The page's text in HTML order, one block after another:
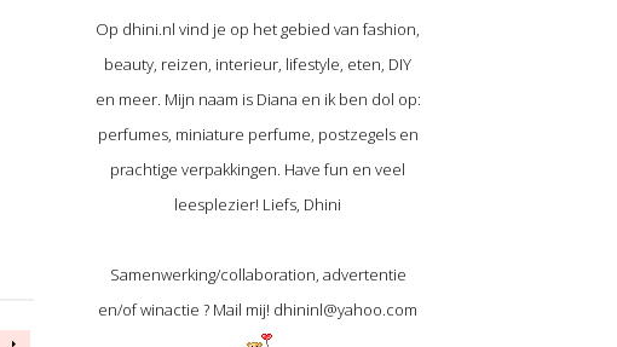
Op dhini.nl vind je op het gebied van fashion,
beauty, reizen, interieur, lifestyle, eten, DIY
en meer. Mijn naam is Diana en ik ben dol op:
perfumes, miniature perfume, postzegels en
prachtige verpakkingen. Have fun en veel
leesplezier! Liefs, Dhini
Samenwerking/collaboration, advertentie
en/of winactie ? Mail mij! dhininl@yahoo.com